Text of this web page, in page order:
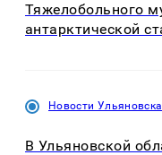
Тяжелобольного
антарктической
Новости
В Ульяновской